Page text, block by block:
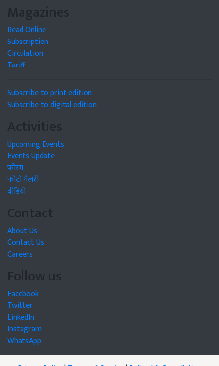
Magazines
Read Online
Subscription
Circulation
Tariff
Subscribe to print edition
Subscribe to digital edition
Activities
Upcoming Events
Events Update
फोरम
फोटो गैलरी
वीडियो
Contact
About Us
Contact Us
Careers
Follow us
Facebook
Twitter
LinkedIn
Instagram
WhatsApp